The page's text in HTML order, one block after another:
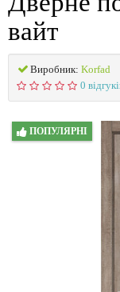
вайт
Виробник: Korfad
0
ПОПУЛЯРНІ